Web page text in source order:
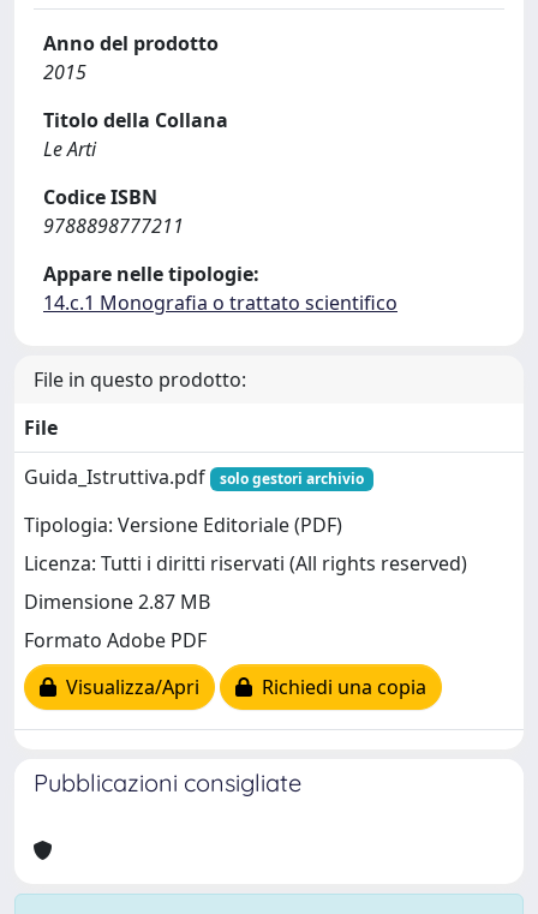
Anno del prodotto
2015
Titolo della Collana
Le Arti
Codice ISBN
9788898777211
Appare nelle tipologie:
14.c.1 Monografia o trattato scientifico
File in questo prodotto:
File
Guida_Istruttiva.pdf
solo gestori archivio
Tipologia: Versione Editoriale (PDF)
Licenza: Tutti i diritti riservati (All rights reserved)
Dimensione 2.87 MB
Formato Adobe PDF
Visualizza/Apri
Richiedi una copia
Pubblicazioni consigliate